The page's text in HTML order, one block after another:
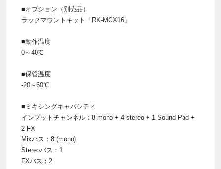
■オプション（別売品）
ラックマウントキット「RK-MGX16」
■動作温度
0～40℃
■保管温度
-20～60℃
■ミキシングキャパシティ
インプットチャンネル：8 mono + 4 stereo + 1 Sound Pad +
2 FX
Mixバス：8 (mono)
Stereoバス：1
FXバス：2